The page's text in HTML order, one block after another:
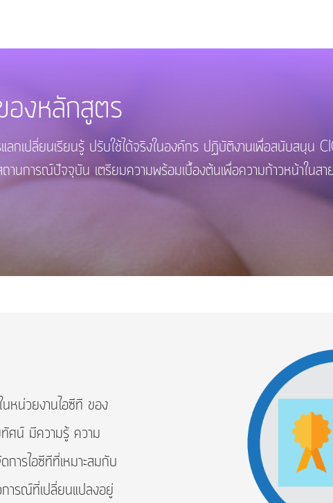
องหลักสูตร
ลี่ยนเรียนรู้ ปรับใช้ได้จริงในองค์กร ปฏิบัติงานเพื่อสนับสนุน
นการณ์ปัจจุบัน เตรียมความพร้อมเบื้องต้นเพื่อความก้าวหน้าในสา
วยงานไอซีที ของ
ศน์ มีความรู้ ความ
ารไอซีทีที่เหมาะสมกับ
ารณ์ที่เปลี่ยนแปลงอยู่